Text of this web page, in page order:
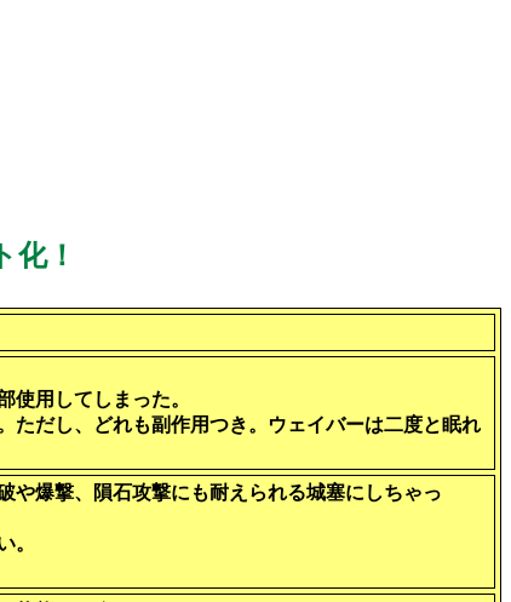
化！
使用してしまった。
だし、どれも副作用つき。ウェイバーは二度と眠れ
や爆撃、隕石攻撃にも耐えられる城塞にしちゃっ
。